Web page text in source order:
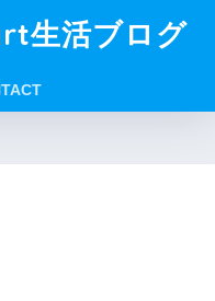
生活ブログ